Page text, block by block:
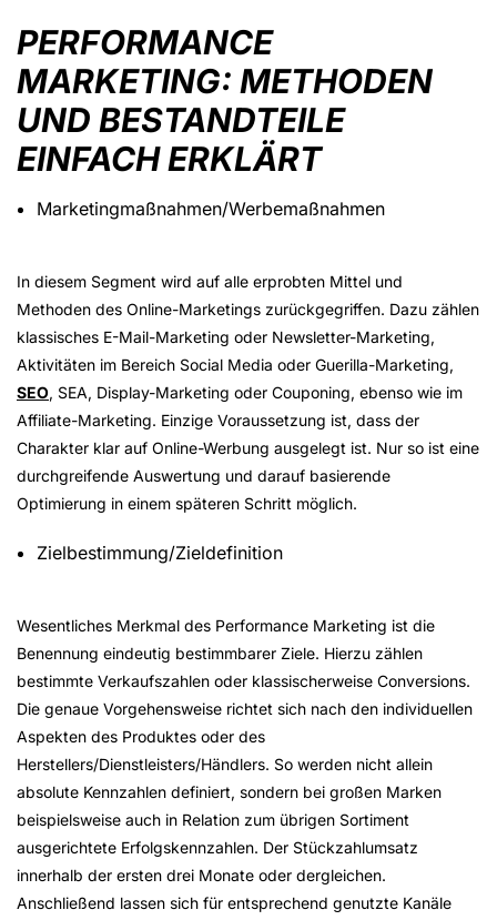
PERFORMANCE
MARKETING: METHODEN
UND BESTANDTEILE
EINFACH ERKLÄRT
Marketingmaßnahmen/Werbemaßnahmen
In diesem Segment wird auf alle erprobten Mittel und
Methoden des Online-Marketings zurückgegriffen. Dazu zählen
klassisches E-Mail-Marketing oder Newsletter-Marketing,
Aktivitäten im Bereich Social Media oder Guerilla-Marketing,
SEO, SEA, Display-Marketing oder Couponing, ebenso wie im
Affiliate-Marketing. Einzige Voraussetzung ist, dass der
Charakter klar auf Online-Werbung ausgelegt ist. Nur so ist eine
durchgreifende Auswertung und darauf basierende
Optimierung in einem späteren Schritt möglich.
Zielbestimmung/Zieldefinition
Wesentliches Merkmal des Performance Marketing ist die
Benennung eindeutig bestimmbarer Ziele. Hierzu zählen
bestimmte Verkaufszahlen oder klassischerweise Conversions.
Die genaue Vorgehensweise richtet sich nach den individuellen
Aspekten des Produktes oder des
Herstellers/Dienstleisters/Händlers. So werden nicht allein
absolute Kennzahlen definiert, sondern bei großen Marken
beispielsweise auch in Relation zum übrigen Sortiment
ausgerichtete Erfolgskennzahlen. Der Stückzahlumsatz
innerhalb der ersten drei Monate oder dergleichen.
Anschließend lassen sich für entsprechend genutzte Kanäle